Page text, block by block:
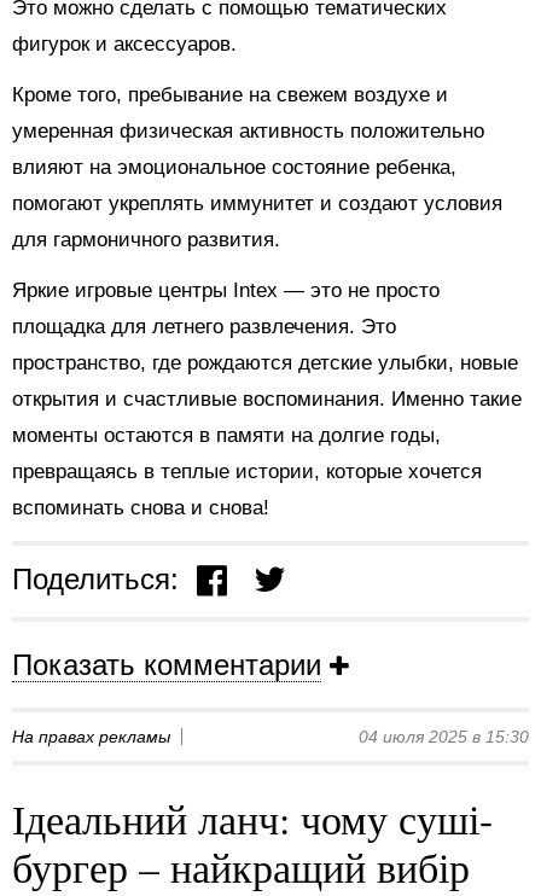
Это можно сделать с помощью тематических
фигурок и аксессуаров.
Кроме того, пребывание на свежем воздухе и
умеренная физическая активность положительно
влияют на эмоциональное состояние ребенка,
помогают укреплять иммунитет и создают условия
для гармоничного развития.
Яркие игровые центры Intex — это не просто
площадка для летнего развлечения. Это
пространство, где рождаются детские улыбки, новые
открытия и счастливые воспоминания. Именно такие
моменты остаются в памяти на долгие годы,
превращаясь в теплые истории, которые хочется
вспоминать снова и снова!
Поделиться:
Показать комментарии
На правах рекламы 04 июля 2025 в 15:30
Ідеальний ланч: чому суші-
бургер – найкращий вибір